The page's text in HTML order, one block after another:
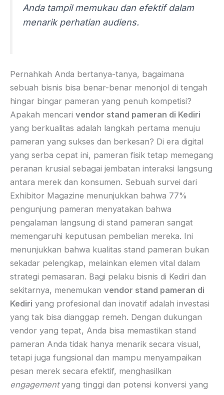
Anda tampil memukau dan efektif dalam
menarik perhatian audiens.
Pernahkah Anda bertanya-tanya, bagaimana
sebuah bisnis bisa benar-benar menonjol di tengah
hingar bingar pameran yang penuh kompetisi?
Apakah mencari vendor stand pameran di Kediri
yang berkualitas adalah langkah pertama menuju
pameran yang sukses dan berkesan? Di era digital
yang serba cepat ini, pameran fisik tetap memegang
peranan krusial sebagai jembatan interaksi langsung
antara merek dan konsumen. Sebuah survei dari
Exhibitor Magazine menunjukkan bahwa 77%
pengunjung pameran menyatakan bahwa
pengalaman langsung di stand pameran sangat
memengaruhi keputusan pembelian mereka. Ini
menunjukkan bahwa kualitas stand pameran bukan
sekadar pelengkap, melainkan elemen vital dalam
strategi pemasaran. Bagi pelaku bisnis di Kediri dan
sekitarnya, menemukan vendor stand pameran di
Kediri yang profesional dan inovatif adalah investasi
yang tak bisa dianggap remeh. Dengan dukungan
vendor yang tepat, Anda bisa memastikan stand
pameran Anda tidak hanya menarik secara visual,
tetapi juga fungsional dan mampu menyampaikan
pesan merek secara efektif, menghasilkan
engagementyang tinggi dan potensi konversi yang